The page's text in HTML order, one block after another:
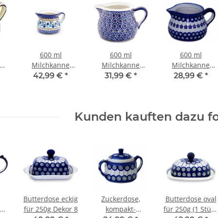
600 ml
Milchkanne
Sahnegießer
42,99 € *
600 ml
Milchkanne
Sahnegießer
31,99 € *
600 ml
Milchkanne
Sahnegießer
28,99 € *
Kunden kauften dazu
Butterdose eckig
für 250g Dekor 8
Zuckerdose,
kompakt-
Butterdose oval
für 250g (1 Stück